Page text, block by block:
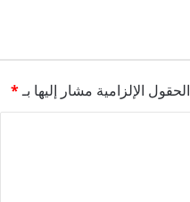
الحقول الإلزامية مشار إليها بـ*